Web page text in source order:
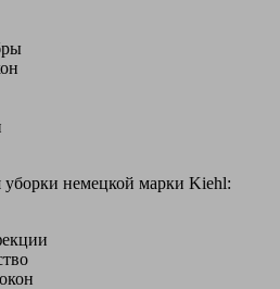
уборки немецкой марки Kiehl: